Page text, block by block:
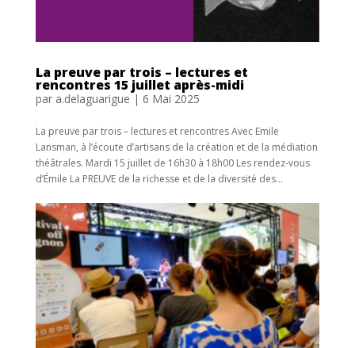
La preuve par trois – lectures et
rencontres 15 juillet après-midi
par a.delaguarigue | 6 Mai 2025
La preuve par trois – lectures et rencontres Avec Emile
Lansman, à l’écoute d’artisans de la création et de la médiation
théâtrales. Mardi 15 juillet de 16h30 à 18h00 Les rendez-vous
d’Émile La PREUVE de la richesse et de la diversité des...